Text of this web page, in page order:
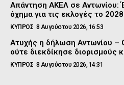
Απάντηση ΑΚΕΛ σε Αντωνίου:
όχημα για τις εκλογές το 2028
ΚΥΠΡΟΣ 8 Αυγούστου 2026, 16:53
Ατυχής η δήλωση Αντωνίου –
ούτε διεκδίκησε διορισμούς
ΚΥΠΡΟΣ 8 Αυγούστου 2026, 14:31